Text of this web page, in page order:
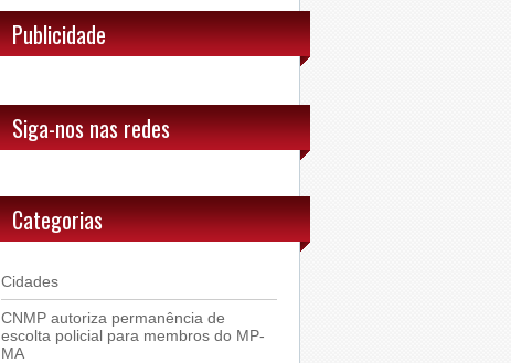
Publicidade
Siga-nos nas redes
Categorias
Cidades
CNMP autoriza permanência de
escolta policial para membros do MP-
MA